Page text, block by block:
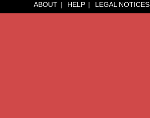
ABOUT HELP LEGAL NOTICES